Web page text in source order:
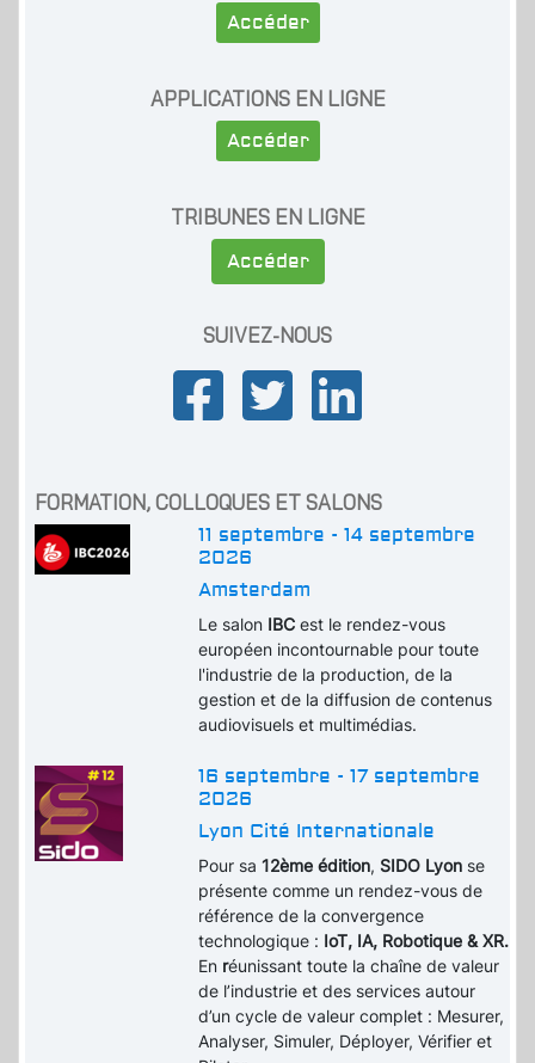
Accéder
APPLICATIONS EN LIGNE
Accéder
TRIBUNES EN LIGNE
Accéder
SUIVEZ-NOUS
FORMATION, COLLOQUES ET SALONS
11 septembre - 14 septembre
2026
Amsterdam
Le salon IBCest le rendez-vous
européen incontournable pour toute
l'industrie de la production, de la
gestion et de la diffusion de contenus
audiovisuels et multimédias.
16 septembre - 17 septembre
2026
Lyon Cité Internationale
Pour sa12ème édition, SIDO Lyon se
présente comme un rendez-vous de
référence de la convergence
technologique : IoT, IA, Robotique & XR.
En réunissant toute la chaîne de valeur
de l’industrie et des services autour
d’un cycle de valeur complet : Mesurer,
Analyser, Simuler, Déployer, Vérifier et